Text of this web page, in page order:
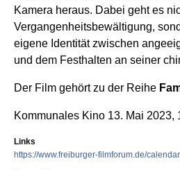
Kamera heraus. Dabei gehtes
Vergangenheitsbewältigung,
eigene Identität zwischen
und dem Festhalten an seiner
Der Film gehört zu der Reihe
Kommunales Kino 13. Mai 2023,
Links
https://www.freiburger-filmforum.de/